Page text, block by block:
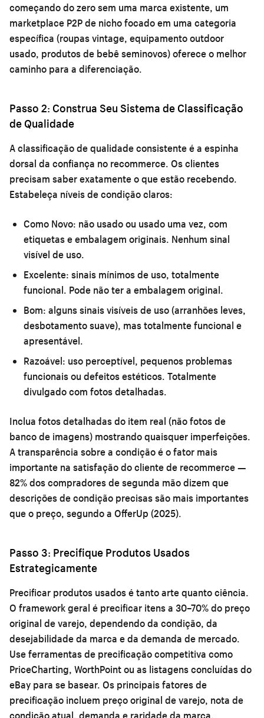
começando do zero sem uma marca existente, um
marketplace P2P de nicho focado em uma categoria
específica (roupas vintage, equipamento outdoor
usado, produtos de bebê seminovos) oferece o melhor
caminho para a diferenciação.
Passo 2: Construa Seu Sistema de Classificação
de Qualidade
A classificação de qualidade consistente é a espinha
dorsal da confiança no recommerce. Os clientes
precisam saber exatamente o que estão recebendo.
Estabeleça níveis de condição claros:
Como Novo: não usado ou usado uma vez, com
etiquetas e embalagem originais. Nenhum sinal
visível de uso.
Excelente: sinais mínimos de uso, totalmente
funcional. Pode não ter a embalagem original.
Bom: alguns sinais visíveis de uso (arranhões leves,
desbotamento suave), mas totalmente funcional e
apresentável.
Razoável: uso perceptível, pequenos problemas
funcionais ou defeitos estéticos. Totalmente
divulgado com fotos detalhadas.
Inclua fotos detalhadas do item real (não fotos de
banco de imagens) mostrando quaisquer imperfeições.
A transparência sobre a condição é o fator mais
importante na satisfação do cliente de recommerce —
82% dos compradores de segunda mão dizem que
descrições de condição precisas são mais importantes
que o preço, segundo a OfferUp (2025).
Passo 3: Precifique Produtos Usados
Estrategicamente
Precificar produtos usados é tanto arte quanto ciência.
O framework geral é precificar itens a 30–70% do preço
original de varejo, dependendo da condição, da
desejabilidade da marca e da demanda de mercado.
Use ferramentas de precificação competitiva como
PriceCharting, WorthPoint ou as listagens concluídas do
eBay para se basear. Os principais fatores de
precificação incluem preço original de varejo, nota de
condição atual, demanda e raridade da marca,